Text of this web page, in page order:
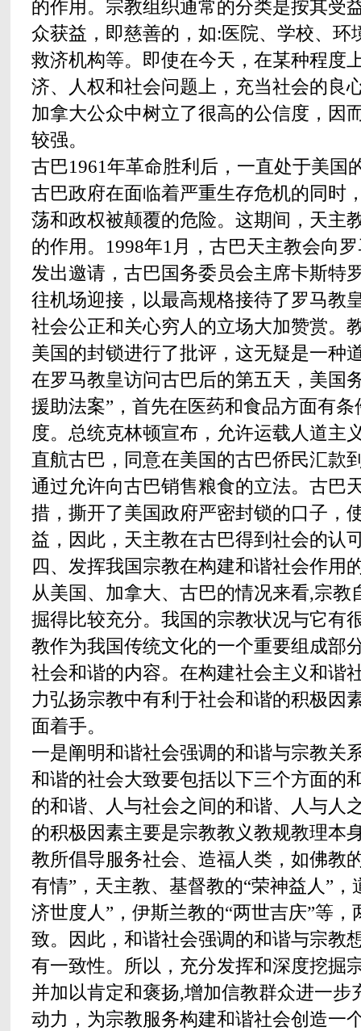
的作用。宗教组织通常的分类是按其受
众获益，即慈善的，如:医院、学校、环
救济机构等。即使在今天，在某种程度
济、人权和社会问题上，充当社会的良
加拿大公众中树立了很高的公信度，因
较强。
古巴1961年革命胜利后，一直处于美国
古巴政府在面临着严重生存危机的同时
荡和政权被颠覆的危险。这期间，天主
的作用。1998年1月，古巴天主教会向
发出邀请，古巴国务委员会主席卡斯特
往机场迎接，以最高规格接待了罗马教
社会公正和关心穷人的立场大加赞赏。
美国的封锁进行了批评，这无疑是一种
在罗马教皇访问古巴后的第五天，美国
援助法案”，首先在医药和食品方面有
度。总统克林顿宣布，允许运载人道主
直航古巴，同意在美国的古巴侨民汇款
通过允许向古巴销售粮食的立法。古巴
措，撕开了美国政府严密封锁的口子，
益，因此，天主教在古巴得到社会的认
四、发挥我国宗教在构建和谐社会作用
从美国、加拿大、古巴的情况来看,宗教
掘得比较充分。我国的宗教状况与它有
教作为我国传统文化的一个重要组成部
社会和谐的内容。在构建社会主义和谐
力弘扬宗教中有利于社会和谐的积极因
面着手。
一是阐明和谐社会强调的和谐与宗教关
和谐的社会大致要包括以下三个方面的
的和谐、人与社会之间的和谐、人与人
的积极因素主要是宗教教义教规教理本
教所倡导服务社会、造福人类，如佛教
有情”，天主教、基督教的“荣神益人”，
济世度人”，伊斯兰教的“两世吉庆”等，
致。因此，和谐社会强调的和谐与宗教
有一致性。所以，充分发挥和深度挖掘
并加以肯定和褒扬,增加信教群众进一步
动力，为宗教服务构建和谐社会创造一